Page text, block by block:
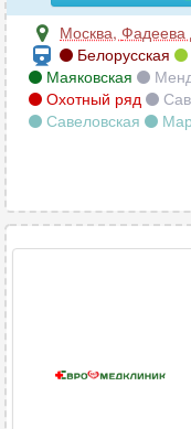
желудка
желчного пузыря
зубов
КЛКТ ВНЧС
копчика
Москва, Фадеева
Белорусская
Маяковская
Охотный ряд
Савеловская